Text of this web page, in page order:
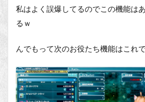
私はよく誤爆してるのでこの機能は
るｗ
んでもって次のお役たち機能はこれ